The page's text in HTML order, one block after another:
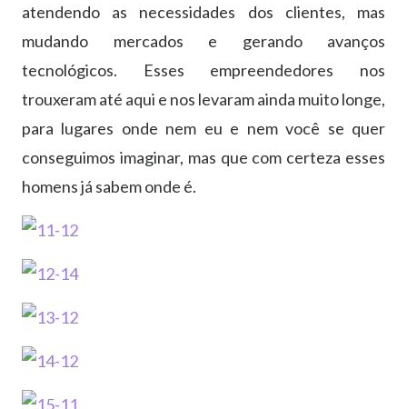
atendendo as necessidades dos clientes, mas
mudando mercados e gerando avanços
tecnológicos. Esses empreendedores nos
trouxeram até aqui e nos levaram ainda muito longe,
para lugares onde nem eu e nem você se quer
conseguimos imaginar, mas que com certeza esses
homens já sabem onde é.